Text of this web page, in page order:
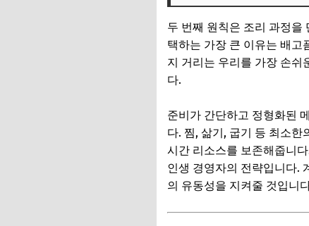
두 번째 원칙은 조리 과정을
택하는 가장 큰 이유는 배고
지 거리는 우리를 가장 손쉬
다.
준비가 간단하고 정형화된
다. 찜, 삶기, 굽기 등 최소
시간 리소스를 보존해줍니
인생 경영자의 전략입니다.
의 유동성을 지켜줄 것입니